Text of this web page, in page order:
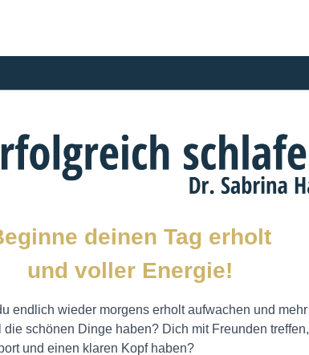
deinen Tag erholt
und voller Energie!
endlich wieder morgens erholt aufwachen und mehr
die schönen Dinge haben? Dich mit Freunden treffen,
und einen klaren Kopf haben?